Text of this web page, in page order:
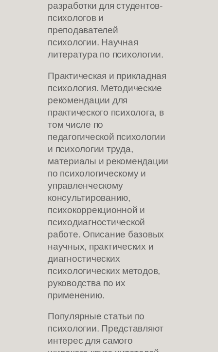
разработки для студентов-
психологов и
преподавателей
психологии. Научная
литература по психологии.
Практическая и прикладная
психология. Методические
рекомендации для
практического психолога, в
том числе по
педагогической психологии
и психологии труда,
материалы и рекомендации
по психологическому и
управленческому
консультированию,
психокоррекционной и
психодиагностической
работе. Описание базовых
научных, практических и
диагностических
психологических методов,
руководства по их
применению.
Популярные статьи по
психологии. Представляют
интерес для самого